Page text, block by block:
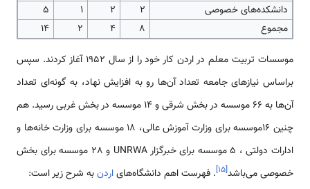
دانشکده‌های خصوصی
2
2
1
5
مجموع
8
4
2
14
موسسات تربیت معلم در اردن کار خود را از سال 1952 آغاز کردند. سپس
براساس نیازهای جامعه تعداد آن‌ها رو به افزایش نهاد، به گونه‌ای تعداد
آن‌ها به 66 موسسه در بخش شرقی و 14 موسسه در بخش غربی رسید. هم
چنین 16موسسه برای وزارت آموزش عالی، 18 موسسه برای وزارت خانه‌ها و
ادارات دولتی ، 5 موسسه برای خبرگزار UNRWA و 28 موسسه برای بخش
خصوصی می‌باشد[۱۵]. فهرست اهم دانشگاه‌هایاردنبه شرح زیر است: